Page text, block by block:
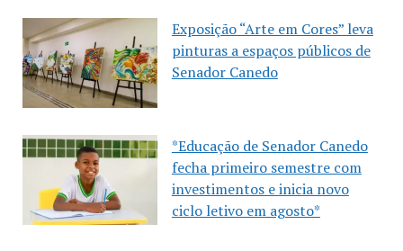
Exposição “Arte em Cores” leva
pinturas a espaços públicos de
Senador Canedo
*Educação de Senador Canedo
fecha primeiro semestre com
investimentos e inicia novo
ciclo letivo em agosto*